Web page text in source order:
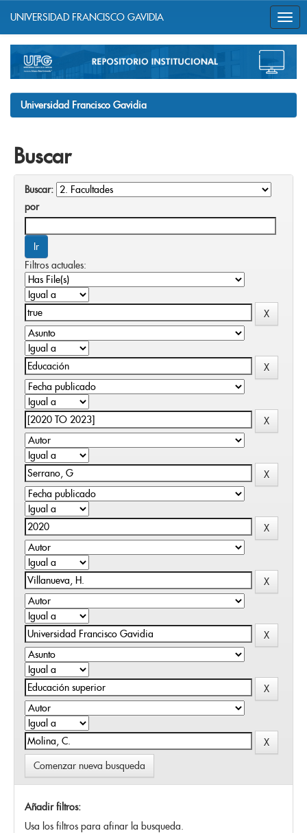
navigation
UNIVERSIDAD FRANCISCO GAVIDIA
Universidad Francisco Gavidia
Buscar
Buscar:
por
Filtros actuales:
Comenzar nueva busqueda
Añadir filtros:
Usa los filtros para afinar la busqueda.